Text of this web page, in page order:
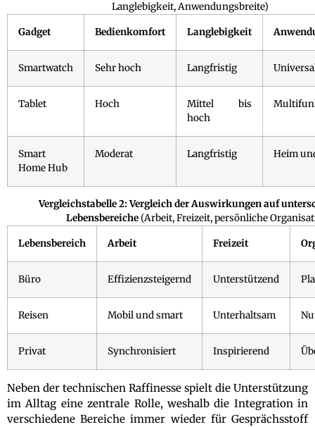
Langlebigkeit, Anwendungsbreite)
Gadget Bedienkomfort Langlebigkeit
Smartwatch Sehr hoch Langfristig
Tablet Hoch
Mittel bis
hoch
Smart
Home Hub
Moderat Langfristig Heim
Vergleichstabelle 2: Vergleich der Auswirkungen auf
Lebensbereiche(Arbeit, Freizeit, persönliche
Lebensbereich Arbeit Freizeit
Büro Effizienzsteigernd Unterstützend
Reisen Mobil und smart Unterhaltsam
Privat Synchronisiert Inspirierend
Neben der technischen Raffinesse spielt die Unterstützung
im Alltag eine zentrale Rolle, weshalb die Integration in
verschiedene Bereiche immer wieder für Gesprächsstoff